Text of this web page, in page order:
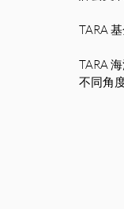
TARA
TARA
不同角